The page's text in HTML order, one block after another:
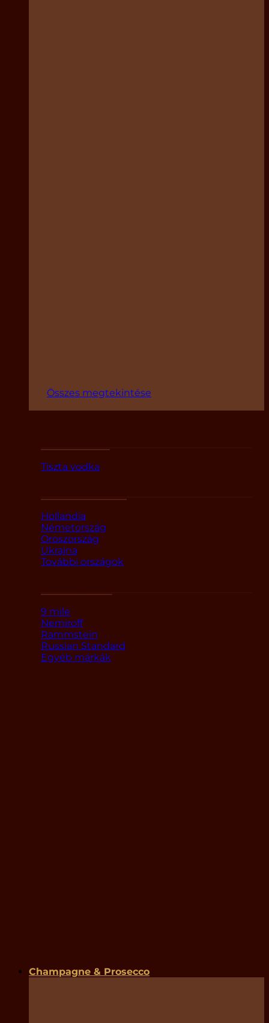
Összes megtekintése
Tiszta vodka
Hollandia
Németország
Oroszország
Ukrajna
További országok
9 mile
Nemiroff
Rammstein
Russian Standard
Egyéb márkák
Champagne & Prosecco